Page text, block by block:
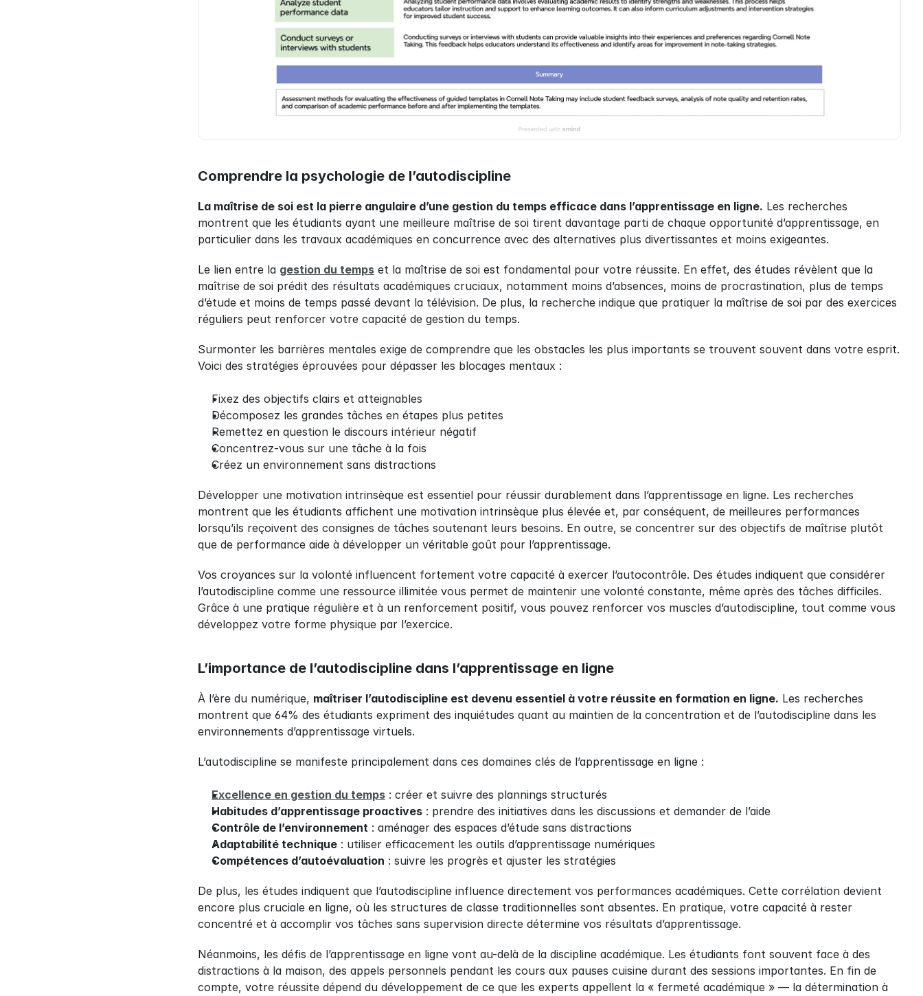
Comprendre la psychologie de l’autodiscipline
La maîtrise de soi est la pierre angulaire d’une gestion du temps efficace dans l’apprentissage en ligne. Les recherches
montrent que les étudiants ayant une meilleure maîtrise de soi tirent davantage parti de chaque opportunité d’apprentissage, en
particulier dans les travaux académiques en concurrence avec des alternatives plus divertissantes et moins exigeantes.
Le lien entre la gestion du temps et la maîtrise de soi est fondamental pour votre réussite. En effet, des études révèlent que la
maîtrise de soi prédit des résultats académiques cruciaux, notamment moins d’absences, moins de procrastination, plus de temps
d’étude et moins de temps passé devant la télévision. De plus, la recherche indique que pratiquer la maîtrise de soi par des exercices
réguliers peut renforcer votre capacité de gestion du temps.
Surmonter les barrières mentales exige de comprendre que les obstacles les plus importants se trouvent souvent dans votre esprit.
Voici des stratégies éprouvées pour dépasser les blocages mentaux :
Fixez des objectifs clairs et atteignables
Décomposez les grandes tâches en étapes plus petites
Remettez en question le discours intérieur négatif
Concentrez-vous sur une tâche à la fois
Créez un environnement sans distractions
Développer une motivation intrinsèque est essentiel pour réussir durablement dans l’apprentissage en ligne. Les recherches
montrent que les étudiants affichent une motivation intrinsèque plus élevée et, par conséquent, de meilleures performances
lorsqu’ils reçoivent des consignes de tâches soutenant leurs besoins. En outre, se concentrer sur des objectifs de maîtrise plutôt
que de performance aide à développer un véritable goût pour l’apprentissage.
Vos croyances sur la volonté influencent fortement votre capacité à exercer l’autocontrôle. Des études indiquent que considérer
l’autodiscipline comme une ressource illimitée vous permet de maintenir une volonté constante, même après des tâches difficiles.
Grâce à une pratique régulière et à un renforcement positif, vous pouvez renforcer vos muscles d’autodiscipline, tout comme vous
développez votre forme physique par l’exercice.
L’importance de l’autodiscipline dans l’apprentissage en ligne
À l’ère du numérique, maîtriser l’autodiscipline est devenu essentiel à votre réussite en formation en ligne. Les recherches
montrent que 64% des étudiants expriment des inquiétudes quant au maintien de la concentration et de l’autodiscipline dans les
environnements d’apprentissage virtuels.
L’autodiscipline se manifeste principalement dans ces domaines clés de l’apprentissage en ligne :
Excellence en gestion du temps : créer et suivre des plannings structurés
Habitudes d’apprentissage proactives : prendre des initiatives dans les discussions et demander de l’aide
Contrôle de l’environnement : aménager des espaces d’étude sans distractions
Adaptabilité technique : utiliser efficacement les outils d’apprentissage numériques
Compétences d’autoévaluation : suivre les progrès et ajuster les stratégies
De plus, les études indiquent que l’autodiscipline influence directement vos performances académiques. Cette corrélation devient
encore plus cruciale en ligne, où les structures de classe traditionnelles sont absentes. En pratique, votre capacité à rester
concentré et à accomplir vos tâches sans supervision directe détermine vos résultats d’apprentissage.
Néanmoins, les défis de l’apprentissage en ligne vont au-delà de la discipline académique. Les étudiants font souvent face à des
distractions à la maison, des appels personnels pendant les cours aux pauses cuisine durant des sessions importantes. En fin de
compte, votre réussite dépend du développement de ce que les experts appellent la « fermeté académique » — la détermination à